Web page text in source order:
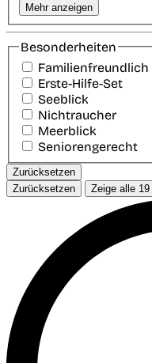
Mehr anzeigen
Besonderheiten
Familienfreundlich
Erste-Hilfe-Set
Seeblick
Nichtraucher
Meerblick
Seniorengerecht
Zurücksetzen
Zurücksetzen
Zeige alle 19